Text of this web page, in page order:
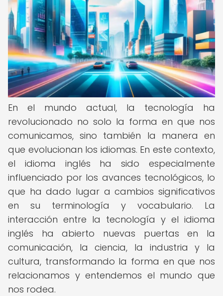
En el mundo actual, la tecnología ha
revolucionado no solo la forma en que nos
comunicamos, sino también la manera en
que evolucionan los idiomas. En este contexto,
el idioma inglés ha sido especialmente
influenciado por los avances tecnológicos, lo
que ha dado lugar a cambios significativos
en su terminología y vocabulario. La
interacción entre la tecnología y el idioma
inglés ha abierto nuevas puertas en la
comunicación, la ciencia, la industria y la
cultura, transformando la forma en que nos
relacionamos y entendemos el mundo que
nos rodea.